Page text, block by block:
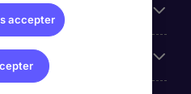
accepter